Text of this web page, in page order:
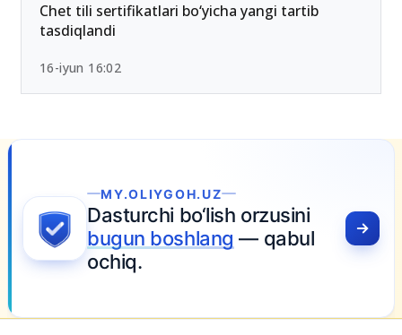
Chet tili sertifikatlari bo‘yicha yangi tartib
tasdiqlandi
16-iyun 16:02
bo‘lish orzusini
boshlang— qabul